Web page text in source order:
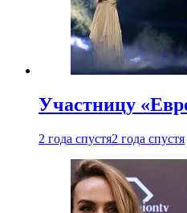
Участницу
2 года спустя2 года спустя